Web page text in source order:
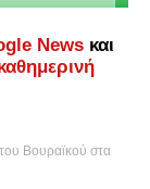
News και
Βουραϊκού στα